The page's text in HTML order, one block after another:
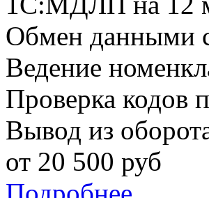
Обмен
Ведение
Проверка кодов
Вывод из
от 20 500 руб